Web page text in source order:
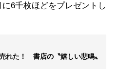
6千枚ほどをプレゼントし
れた！ 書店の〝嬉しい悲鳴〟